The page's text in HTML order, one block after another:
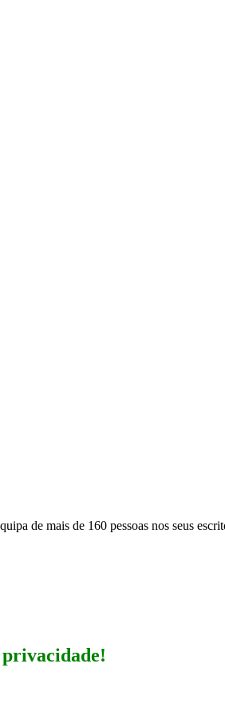
de mais de 160 pessoas nos seus
privacidade!